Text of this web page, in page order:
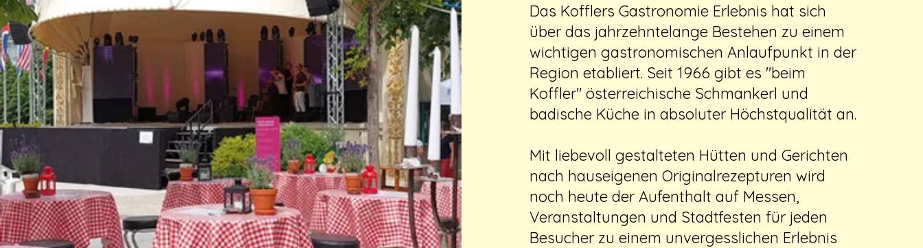
Das Kofflers Gastronomie Erlebnis hat sich
über das jahrzehntelange Bestehen zu einem
wichtigen gastronomischen Anlaufpunkt in der
Region etabliert. Seit 1966 gibt es "beim
Koffler" österreichische Schmankerl und
badische Küche in absoluter Höchstqualität an.
Mit liebevoll gestalteten Hütten und Gerichten
nach hauseigenen Originalrezepturen wird
noch heute der Aufenthalt auf Messen,
Veranstaltungen und Stadtfesten für jeden
Besucher zu einem unvergesslichen Erlebnis